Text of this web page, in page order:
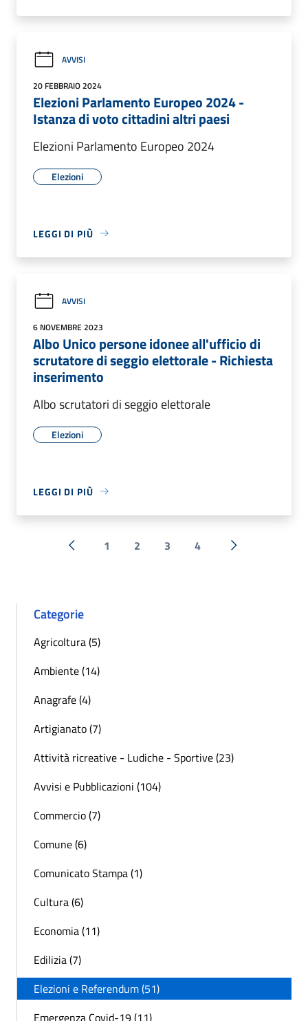
AVVISI
20 FEBBRAIO 2024
Elezioni Parlamento Europeo 2024 -
Istanza di voto cittadini altri paesi
Elezioni Parlamento Europeo 2024
Elezioni
LEGGI DI PIÙ
AVVISI
6 NOVEMBRE 2023
Albo Unico persone idonee all'ufficio di
scrutatore di seggio elettorale - Richiesta
inserimento
Albo scrutatori di seggio elettorale
Elezioni
LEGGI DI PIÙ
« Precedente
1 2 3 4 Successiva »
Categorie
Agricoltura (5)
Ambiente (14)
Anagrafe (4)
Artigianato (7)
Attività ricreative - Ludiche - Sportive (23)
Avvisi e Pubblicazioni (104)
Commercio (7)
Comune (6)
Comunicato Stampa (1)
Cultura (6)
Economia (11)
Edilizia (7)
Elezioni e Referendum (51)
Emergenza Covid-19 (11)